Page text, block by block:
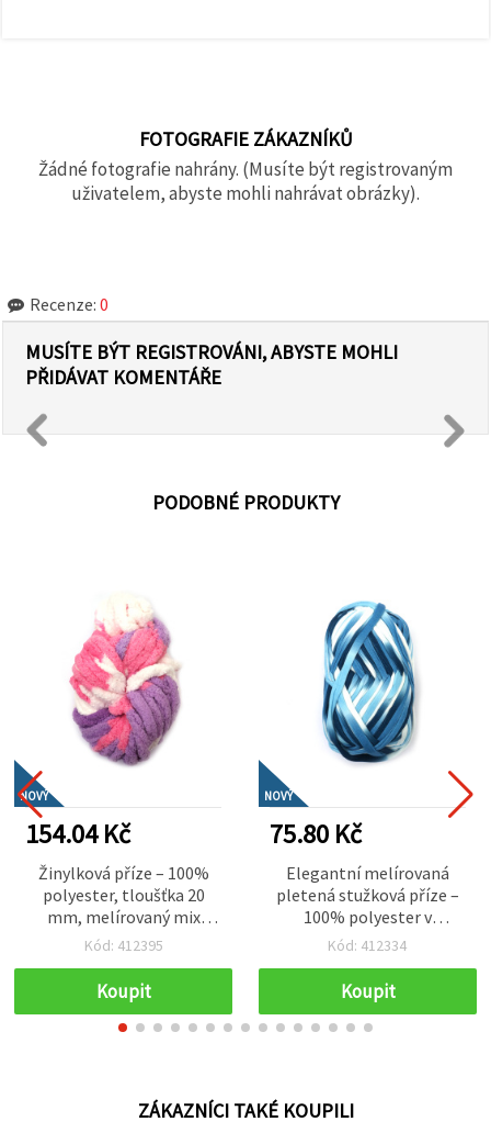
FOTOGRAFIE ZÁKAZNÍKŮ
Žádné fotografie nahrány. (Musíte být registrovaným
uživatelem, abyste mohli nahrávat obrázky).
Recenze: 0
MUSÍTE BÝT REGISTROVÁNI, ABYSTE MOHLI
PŘIDÁVAT KOMENTÁŘE
PODOBNÉ PRODUKTY
NOVÝ
154.04 Kč
Žinylková příze – 100%
polyester, tloušťka 20
mm, melírovaný mix
odstínů bílé, růžové a
Kód: 412395
Koupit
NOVÝ
75.80 Kč
Elegantní melírovaná
pletená stužková příze –
100% polyester v
odstínech bílé a modré,
Kód: 412334
Koupit
ZÁKAZNÍCI TAKÉ KOUPILI